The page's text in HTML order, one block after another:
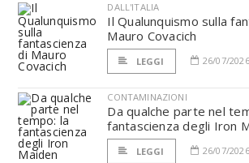
DALL'ITALIA
Il Qualunquismo sulla
Mauro Covacich
LEGGI 26/07/2026
CONTAMINAZIONI
Da qualche parte nel
fantascienza degli Iron
LEGGI 26/07/2026